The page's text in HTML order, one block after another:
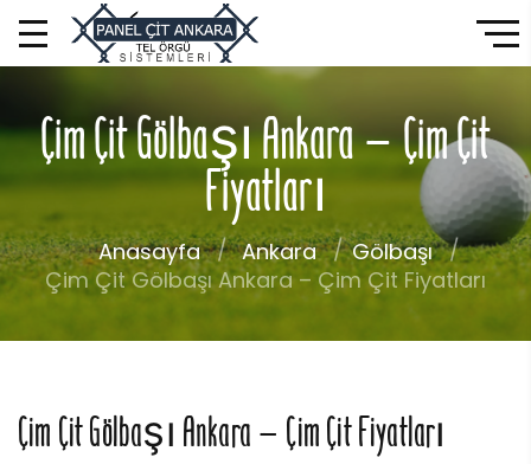
Çim Çit Gölbaşı Ankara – Çim Çit
Fiyatları
Anasayfa Ankara
Gölbaşı
Çim Çit Gölbaşı Ankara – Çim Çit Fiyatları
Çim Çit Gölbaşı Ankara – Çim Çit Fiyatları